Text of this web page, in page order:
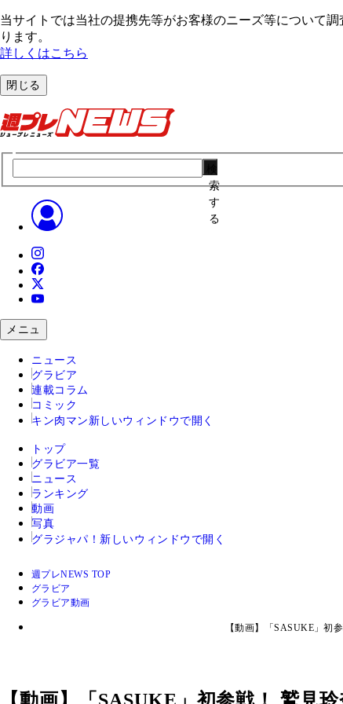
当サイトでは当社の提携先等がお客様のニーズ等について
ります。
詳しくはこちら
閉じる
索
す
る
メニュ
ニュース
グラビア
連載コラム
コミック
キン肉マン 新しいウィンドウで開く
トップ
グラビア一覧
ニュース
ランキング
動画
写真
グラジャパ！ 新しいウィンドウで開く
週プレNEWS TOP
グラビア
グラビア動画
【動画】「SASUKE」初
【動画】「SASUKE」初参戦！ 鷲見